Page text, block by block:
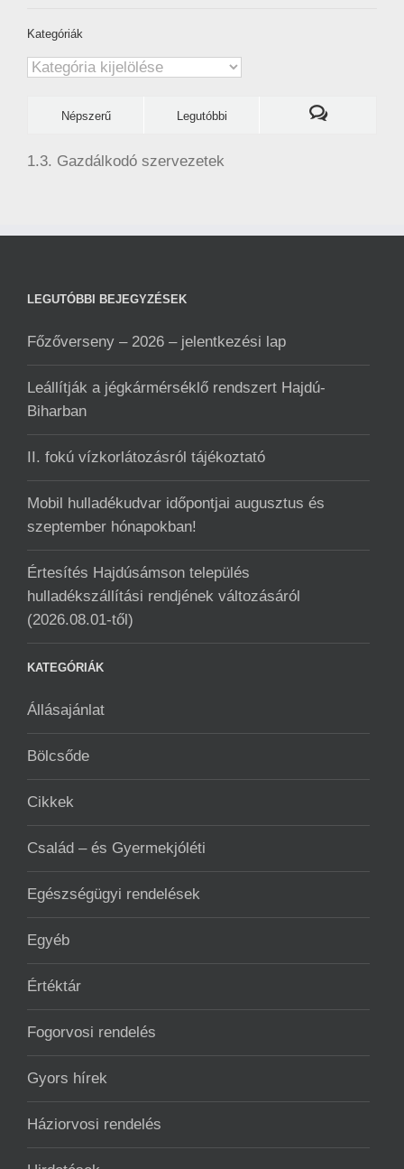
Kategóriák
Kategóriák
Népszerű Legutóbbi
1.3. Gazdálkodó szervezetek
LEGUTÓBBI BEJEGYZÉSEK
Főzőverseny – 2026 – jelentkezési lap
Leállítják a jégkármérséklő rendszert Hajdú-
Biharban
II. fokú vízkorlátozásról tájékoztató
Mobil hulladékudvar ️időpontjai augusztus és
szeptember hónapokban!
Értesítés Hajdúsámson település
hulladékszállítási rendjének változásáról
(2026.08.01-től)
KATEGÓRIÁK
Állásajánlat
Bölcsőde
Cikkek
Család – és Gyermekjóléti
Egészségügyi rendelések
Egyéb
Értéktár
Fogorvosi rendelés
Gyors hírek
Háziorvosi rendelés